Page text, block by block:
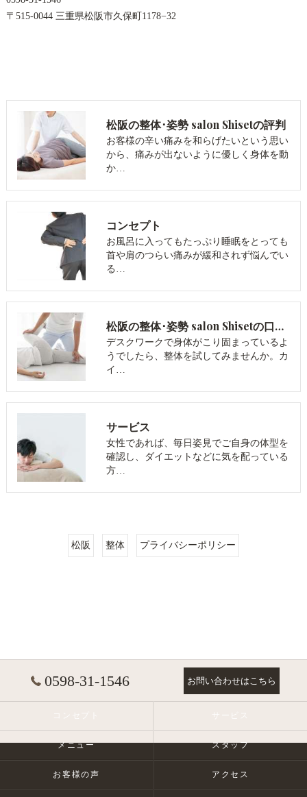
〒515-0044 三重県松阪市久保町1178−32
松阪の整体･姿勢 salon Shisetの評判
お客様の辛い痛みを和らげたいという思い
から、痛みが出ないように優しく身体を動
か…
コンセプト
お風呂に入ってもたっぷり睡眠をとっても
首や肩のつらい痛みが緩和されず悩んでい
る…
松阪の整体･姿勢 salon Shisetの口コミ情報
デスクワークで身体がこり固まっているよ
うでしたら、整体を試してみませんか。カ
イ…
サービス
女性であれば、毎日姿見でご自身の体型を
確認し、ダイエットなどに気を配っている
方…
松阪 整体 プライバシーポリシー
0598-31-1546 お問い合わせはこちら
サービス
メニュー スタッフ
お客様の声 アクセス